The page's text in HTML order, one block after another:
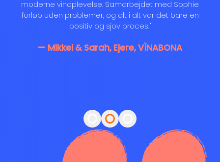
moderne vinoplevelse. Samarbejdet med Sophie
forløb uden problemer, og alt i alt var det bare en
positiv og sjov proces."
— Mikkel & Sarah,Ejere,VÏNABONA
Vis udtalelse fra $
Vis udtalelse fra $
Vis udtalelse fra $